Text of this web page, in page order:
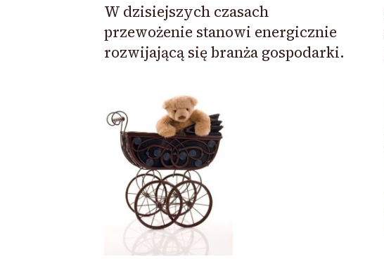
W dzisiejszych czasach
przewożenie stanowi energicznie
rozwijającą się branża gospodarki.